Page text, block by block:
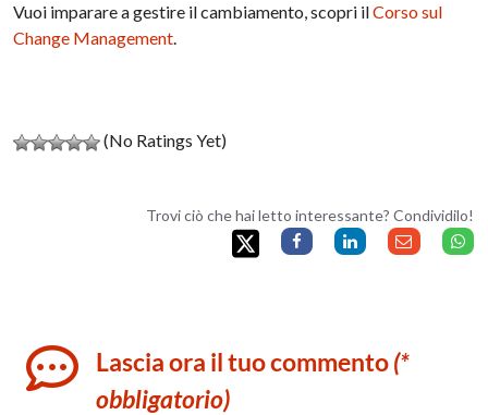
Vuoi imparare a gestire il cambiamento, scopri ilCorso sul
Change Management.
(No Ratings Yet)
Trovi ciò che hai letto interessante? Condividilo!
Lascia ora il tuo commento(*
obbligatorio)